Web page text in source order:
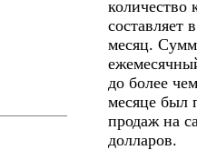
количество
составляет
месяц.
до более
месяце был
продаж на
долларов.